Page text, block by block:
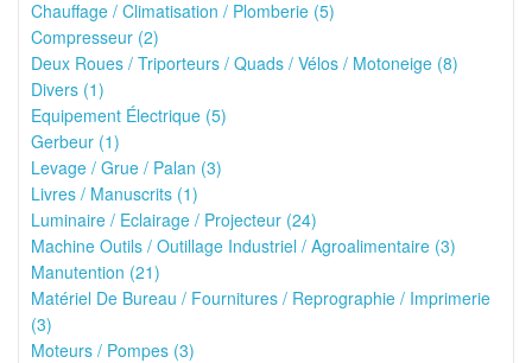
Chauffage / Climatisation / Plomberie (5)
Compresseur (2)
Deux Roues / Triporteurs / Quads / Vélos / Motoneige (8)
Divers (1)
Equipement Électrique (5)
Gerbeur (1)
Levage / Grue / Palan (3)
Livres / Manuscrits (1)
Luminaire / Eclairage / Projecteur (24)
Machine Outils / Outillage Industriel / Agroalimentaire (3)
Manutention (21)
Matériel De Bureau / Fournitures / Reprographie / Imprimerie
(3)
Moteurs / Pompes (3)